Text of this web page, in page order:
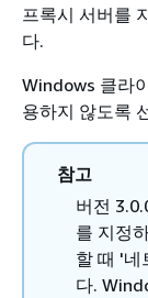
프록시 서버를
다.
Windows 클라
용하지 않도록
참고
버전
를 지정
할 때 '네
다.